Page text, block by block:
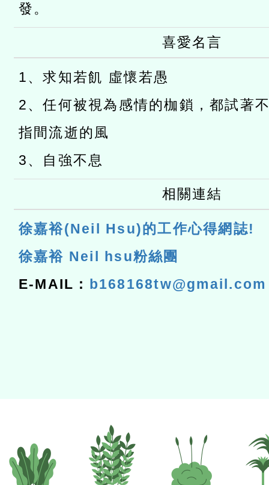
發。
喜愛名言
1、求知若飢 虛懷若愚
2、任何被視為感情的枷鎖，都試著
指間流逝的風
3、自強不息
相關連結
徐嘉裕(Neil Hsu)的工作心得網誌!
徐嘉裕 Neil hsu粉絲團
E-MAIL： b168168tw@gmail.com